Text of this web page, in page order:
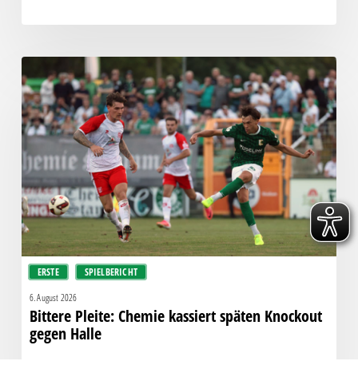
ERSTE SPIELBERICHT
Pleite:
Chemie
kassiert
späten
Knockout
gegen
Halle
6. August 2026
Bittere Pleite: Chemie kassiert späten Knockout
gegen Halle